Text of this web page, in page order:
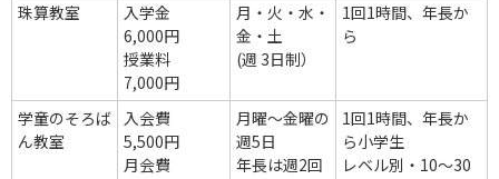
珠算教室
入学金
6,000円
授業料
7,000円
月・火・水・
金・土
(週 3日制）
1回1時間、年長か
ら
学童のそろば
ん教室
入会費
5,500円
月会費
月曜～金曜の
週5日
年長は週2回
1回1時間、年長か
ら小学生
レベル別・10～30